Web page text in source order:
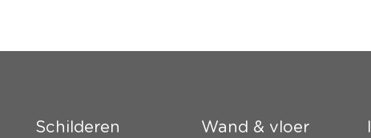
Schilderen Wand & vloer